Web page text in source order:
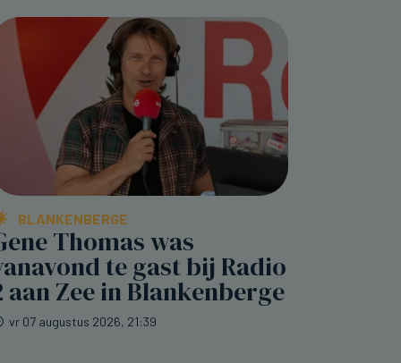
BLANKENBERGE
Thomas was
te gast bij Radio
aan Zee in Blankenberge
vr 07 augustus 2026, 21:39